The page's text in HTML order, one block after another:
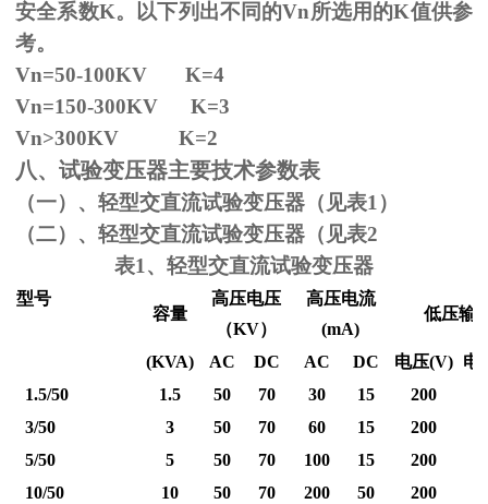
安全系数K。以下列出不同的Vn所选用的K值供参
考。
Vn=50-100KV K=4
Vn=150-300KV K=3
Vn>300KV K=2
八、试验变压器主要技术参数表
（一）、轻型交直流试验变压器（见表1）
（二）、轻型交直流试验变压器（见表2
表1、轻型交直流试验变压器
型号
容量
高压电压
（KV）
高压电流
(mA)
低压输
(KVA) AC DC AC DC 电压(V) 电
1.5/50
1.5 50 70 30 15 200
3/50
3 50 70 60 15 200
5/50
5 50 70 100 15 200
10/50
10 50 70 200 50 200